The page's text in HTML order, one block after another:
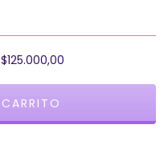
$125.000,00